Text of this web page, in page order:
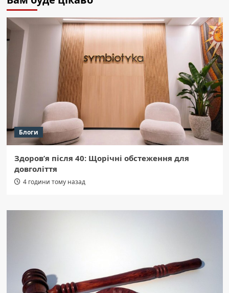
Блоги
Здоров’я після 40: Щорічні обстеження для
довголіття
4 години тому назад